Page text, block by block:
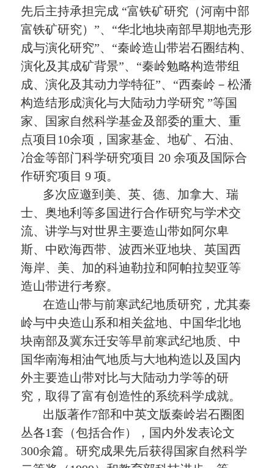
先后主持承担完成 “富铁矿研究（河南中部
富铁矿研究）”、 “华北地块南部早期地壳形
成与演化研究”、 “秦岭造山带岩石圈结构、
演化及其成矿背景”、 “秦岭勉略构造带组
成、演化及其动力学特征”、 “西秦岭－松潘
构造结形成演化与大陆动力学研究 ”等国
家、国家自然科学基金及部委的重大、重
点项目 10余项，国家基金、地矿、石油、
冶金等部门科学研究项目 20余项及国际合
作研究项目 9项。
多次应邀到美、英、德、加拿大、瑞
士、奥地利等多国进行合作研究与学术交
流、讲学与对世界主要造山带如阿尔卑
斯、中欧海西带、波西米亚地块、英国西
海岸、美、加的科迪勒拉和阿帕拉契亚等
造山带进行考察。
在造山带与前寒武纪地质研究，尤其秦
岭与中央造山系和相关盆地、中国华北地
块南部及冀东迁安等早前寒武纪地质、中
国华南海相油气地质与大地构造以及国内
外主要造山带对比与大陆动力学等的研
究，取得了富有创造性的系统科学成就。
出版著作7部和中英文版秦岭岩石圈图
丛各1套（包括合作），国内外发表论文
300余篇。研究成果先后获得国家自然科学